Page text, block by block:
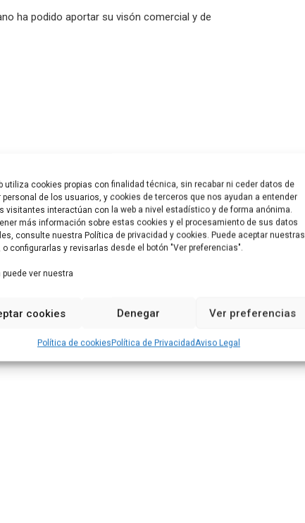
utiliza cookies propias con finalidad técnica, sin recabar ni ceder datos de
de los usuarios, y cookies de terceros que nos ayudan a entender
visitantes interactúan con la web a nivel estadístico y de forma anónima.
más información sobre estas cookies y el procesamiento de sus datos
consulte nuestra Política de privacidad y cookies. Puede aceptar nuestras
o configurarlas y revisarlas desde el botón "Ver preferencias".
puede ver nuestra
cookies Denegar Ver preferencias
Política de cookiesPolítica de PrivacidadAviso Legal
ha podido aportar su visón comercial y de
categoría “𝗣𝗿𝗼𝗺𝗼𝗰𝗶𝗼́𝗻